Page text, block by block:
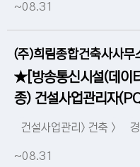
~08.31
(주)희림종합건축사사무
★[방송통신시설(데이
종) 건설사업관리자
건설사업관리> 건축 >
~08.31